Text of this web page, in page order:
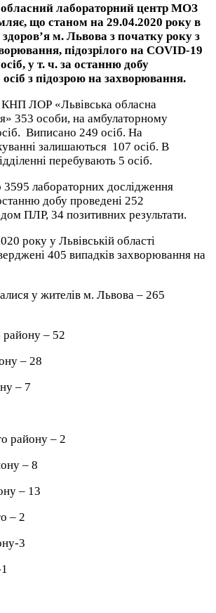
лабораторний центр МОЗ
що станом на 29.04.2020 року в
м. Львова з початку року з
підозрілого на COVID-19
у т. ч. за останню добу
осіб з підозрою на захворювання.
КНП ЛОР «Львівська обласна
353 особи, на амбулаторному
Виписано 249 осіб. На
залишаються 107 осіб. В
перебувають 5 осіб.
лабораторних дослідження
добу проведені 252
ПЛР, 34 позитивних результати.
року у Львівській області
405 випадків захворювання на
у жителів м. Львова – 265
району – 52
– 28
– 7
району – 2
– 8
– 13
– 2
3